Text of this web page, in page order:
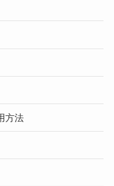
方法